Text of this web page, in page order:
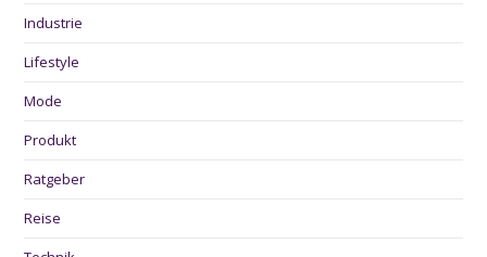
Industrie
Lifestyle
Mode
Produkt
Ratgeber
Reise